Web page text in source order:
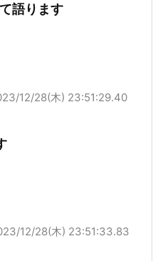
語ります
12/28(木) 23:51:29.40
12/28(木) 23:51:33.83